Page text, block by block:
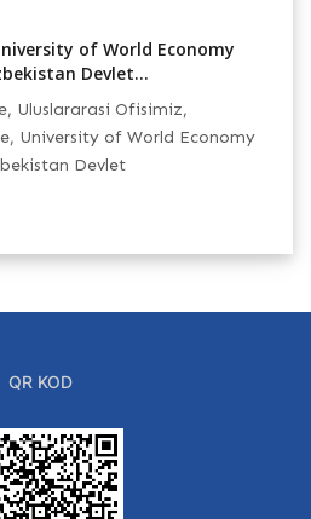
of World Economy
Devlet...
Uluslararasi Ofisimiz,
University of World Economy
Devlet
QR KOD